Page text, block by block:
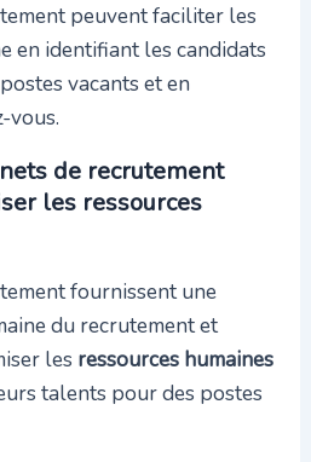
peuvent faciliter les
en identifiant les candidats
vacants et en
vous.
de recrutement
les ressources
fournissent une
du recrutement et
les ressources humaines
talents pour des postes